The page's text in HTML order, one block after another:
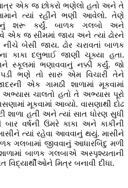
એક જ છોકરો ભણેલો હતો અને તે
ત્યાં રહીને ભણી આવેલો. તેણે
શરૂ કર્યું. બાળક ગલબો અને
એક જ સીમમાં જાય અને ત્યાં ઢોરને
બેસી જાય. ઢોર ચરાવતાં બાળક
કાકા દલુભાઈ જાણી ચૂક્યા હતા.
ભણાવવાનું નક્કી કર્યું. જો
ભણે તો સારું એમ વિચારી તેને
એક ગામઠી શાળામાં મૂકવામાં
અભ્યાસ ચાલતો હતો તે અભ્યાસ પૂરો
મૂકવામાં આવ્યો. વાસણાથી દોઢ
શાળા હતી અને ત્યાં સાત ધોરણ સુધી
વર્ષની ઉંમરે કાકા અને કાકીની
ત્યાં રહેવા આવવાનું થયું. માસીને
ગલબામાં જીવવાનું આધારબિંદુ મળી
બાળક ગલબાએ અસ્પૃશ્યતાની
વિદ્યાર્થીઓને મિત્ર બનાવી દીધા.